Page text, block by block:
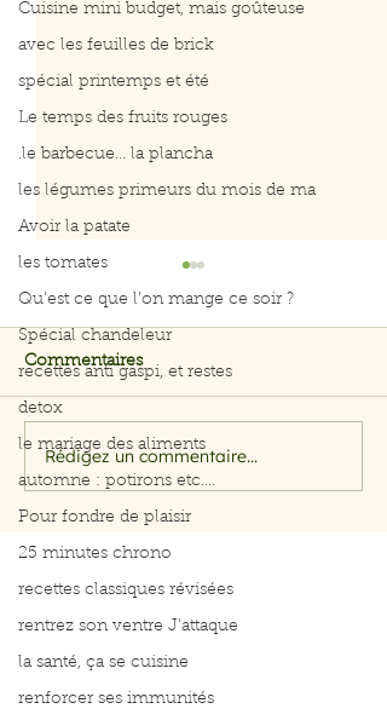
Cuisine mini budget, mais goûteuse
avec les feuilles de brick
spécial printemps et été
Le temps des fruits rouges
.le barbecue... la plancha
les légumes primeurs du mois de ma
Avoir la patate
les tomates
Qu’est ce que l’on mange ce soir ?
Spécial chandeleur
recettes anti gaspi, et restes
detox
le mariage des aliments
automne : potirons etc....
Pour fondre de plaisir
25 minutes chrono
recettes classiques révisées
rentrez son ventre J'attaque
la santé, ça se cuisine
renforcer ses immunités
Filet de saumon aux
herbes et citron
Commentaires
Rédigez un commentaire...